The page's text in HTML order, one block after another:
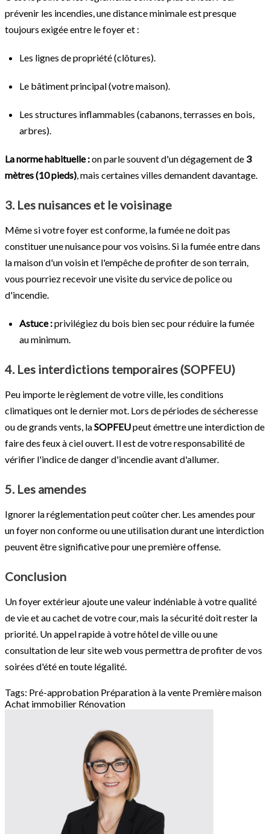
prévenir les incendies, une distance minimale est presque
toujours exigée entre le foyer et :
Les lignes de propriété (clôtures).
Le bâtiment principal (votre maison).
Les structures inflammables (cabanons, terrasses en bois,
arbres).
La norme habituelle :on parle souvent d'un dégagement de 3
mètres (10 pieds), mais certaines villes demandent davantage.
3. Les nuisances et le voisinage
Même si votre foyer est conforme, la fumée ne doit pas
constituer une nuisance pour vos voisins. Si la fumée entre dans
la maison d'un voisin et l'empêche de profiter de son terrain,
vous pourriez recevoir une visite du service de police ou
d'incendie.
Astuce :privilégiez du bois bien sec pour réduire la fumée
au minimum.
4. Les interdictions temporaires (SOPFEU)
Peu importe le règlement de votre ville, les conditions
climatiques ont le dernier mot. Lors de périodes de sécheresse
ou de grands vents, laSOPFEUpeut émettre une interdiction de
faire des feux à ciel ouvert. Il est de votre responsabilité de
vérifier l'indice de danger d'incendie avant d'allumer.
5. Les amendes
Ignorer la réglementation peut coûter cher. Les amendes pour
un foyer non conforme ou une utilisation durant une interdiction
peuvent être significative pour une première offense.
Conclusion
Un foyer extérieur ajoute une valeur indéniable à votre qualité
de vie et au cachet de votre cour, mais la sécurité doit rester la
priorité. Un appel rapide à votre hôtel de ville ou une
consultation de leur site web vous permettra de profiter de vos
soirées d'été en toute légalité.
Tags: Pré-approbation Préparation à la vente Première maison
Achat immobilier Rénovation